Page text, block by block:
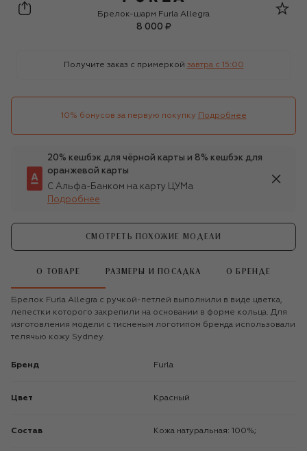
Furla
Брелок-шарм Furla Allegra
8 000 ₽
Получите заказ с примеркой завтра c 15:00
10% бонусов за первую покупку Подробнее
20% кешбэк для чёрной карты и 8% кешбэк для
оранжевой карты
С Альфа-Банком на карту ЦУМа
Подробнее
СМОТРЕТЬ ПОХОЖИЕ МОДЕЛИ
О ТОВАРЕ РАЗМЕРЫ И ПОСАДКА О БРЕНДЕ
Брелок Furla Allegra с ручкой-петлей выполнили в виде цветка,
лепестки которого закрепили на основании в форме кольца. Для
изготовления модели с тисненым логотипом бренда использовали
телячью кожу Sydney.
Бренд Furla
Цвет Красный
Состав Кожа натуральная: 100%;